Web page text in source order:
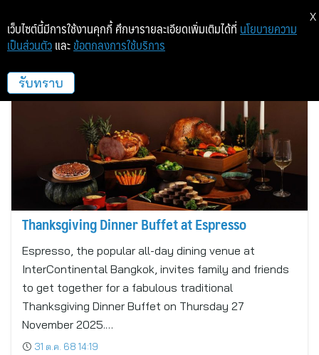
InterContinental Bangkok
Thanksgiving Dinner Buffet at Espresso
Espresso, the popular all-day dining venue at
InterContinental Bangkok, invites family and friends
to get together for a fabulous traditional
Thanksgiving Dinner Buffet on Thursday 27
November 2025.…
31 ต.ค. 68 14:19
เว็บไซต์นี้มีการใช้งานคุกกี้ ศึกษารายละเอียดเพิ่มเติมได้ที่ นโยบายความ
เป็นส่วนตัว และ ข้อตกลงการใช้บริการ
รับทราบ
X